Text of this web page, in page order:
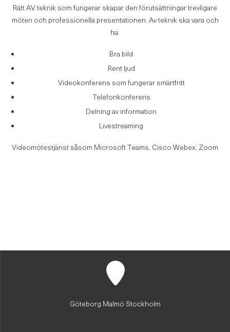
Rätt AV teknik som fungerar skapar den förutsättningar trevligare
möten och professionella presentationen. Av teknik ska vara och
ha:
Bra bild
Rent ljud
Videokonferens som fungerar smärtfritt
Telefonkonferens
Delning av information
Livestreaming
Videomötestjänst såsom Microsoft Teams, Cisco Webex, Zoom
Göteborg Malmö Stockholm